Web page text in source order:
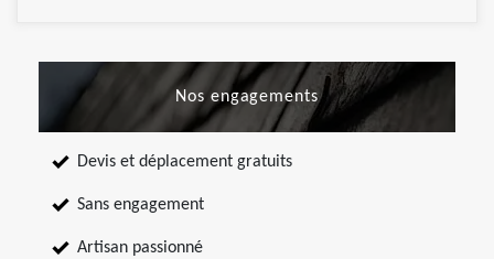
Nos engagements
Devis et déplacement gratuits
Sans engagement
Artisan passionné